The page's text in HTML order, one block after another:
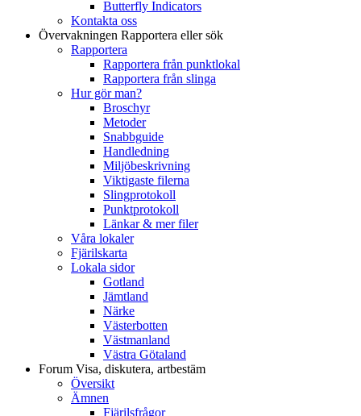
Butterfly Indicators
Kontakta oss
Övervakningen Rapportera eller sök
Rapportera
Rapportera från punktlokal
Rapportera från slinga
Hur gör man?
Broschyr
Metoder
Snabbguide
Handledning
Miljöbeskrivning
Viktigaste filerna
Slingprotokoll
Punktprotokoll
Länkar & mer filer
Våra lokaler
Fjärilskarta
Lokala sidor
Gotland
Jämtland
Närke
Västerbotten
Västmanland
Västra Götaland
Forum Visa, diskutera, artbestäm
Översikt
Ämnen
Fjärilsfrågor